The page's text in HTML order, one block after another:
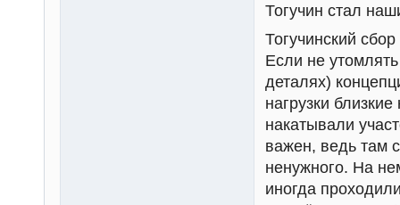
Тогучин стал
Тогучинский сбор
Если не
деталях)
нагрузки
накатывали
важен, ведь там
ненужного. На
иногда